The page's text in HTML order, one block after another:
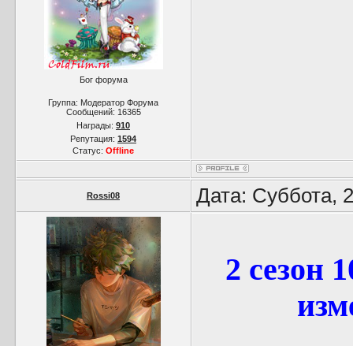
Бог форума
Группа: Модератор Форума
Сообщений: 16365
Награды: 910
Репутация: 1594
Статус: Offline
Rossi08 Дата: Суббота,
2 сезон